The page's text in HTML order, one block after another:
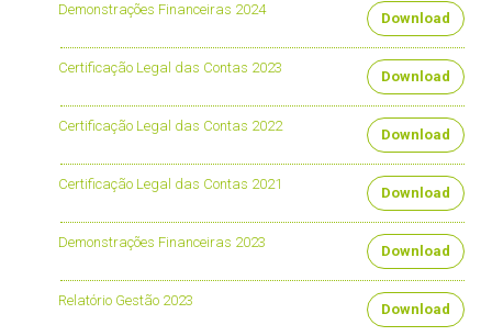
Demonstrações Financeiras 2024
Download
Certificação Legal das Contas 2023
Download
Certificação Legal das Contas 2022
Download
Certificação Legal das Contas 2021
Download
Demonstrações Financeiras 2023
Download
Relatório Gestão 2023
Download